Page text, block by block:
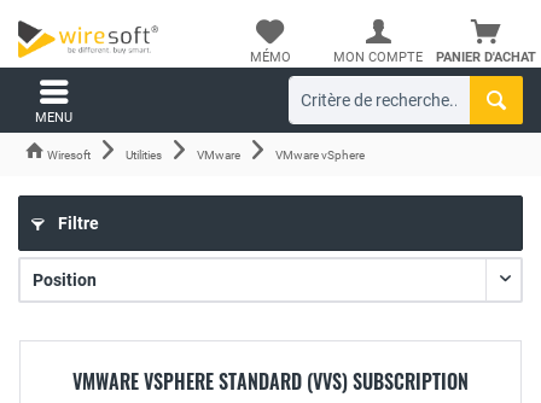
PANIER D'ACHAT
MÉMO MON COMPTE
MENU
Wiresoft Utilities VMware VMware vSphere
Filtre
VMWARE VSPHERE STANDARD (VVS) SUBSCRIPTION